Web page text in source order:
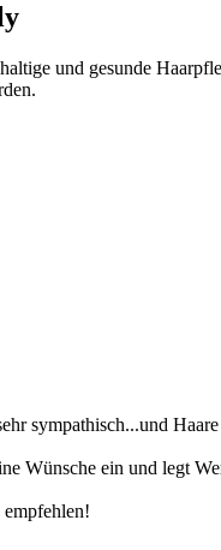
und gesunde
sympathisch...und
Wünsche ein und legt